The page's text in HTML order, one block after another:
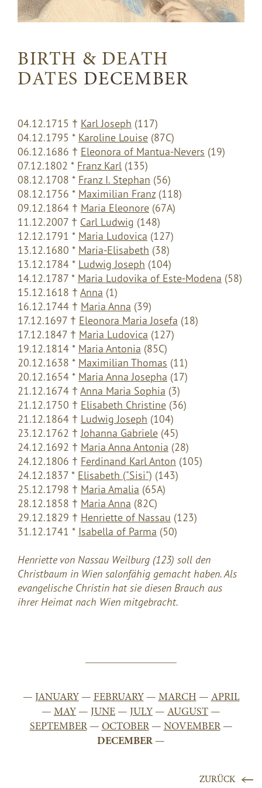
BIRTH & DEATH
DATES DECEMBER
04.12.1715 † Karl Joseph (117)
04.12.1795 * Karoline Louise (87C)
06.12.1686 † Eleonora of Mantua-Nevers (19)
07.12.1802 * Franz Karl (135)
08.12.1708 * Franz I. Stephan (56)
08.12.1756 * Maximilian Franz (118)
09.12.1864 † Maria Eleonore (67A)
11.12.2007 † Carl Ludwig (148)
12.12.1791 * Maria Ludovica (127)
13.12.1680 * Maria-Elisabeth (38)
13.12.1784 * Ludwig Joseph (104)
14.12.1787 * Maria Ludovika of Este-Modena (58)
15.12.1618 † Anna (1)
16.12.1744 † Maria Anna (39)
17.12.1697 † Eleonora Maria Josefa (18)
17.12.1847 † Maria Ludovica (127)
19.12.1814 * Maria Antonia (85C)
20.12.1638 * Maximilian Thomas (11)
20.12.1654 * Maria Anna Josepha (17)
21.12.1674 † Anna Maria Sophia (3)
21.12.1750 † Elisabeth Christine (36)
21.12.1864 † Ludwig Joseph (104)
23.12.1762 †Johanna Gabriele (45)
24.12.1692 † Maria Anna Antonia (28)
24.12.1806 † Ferdinand Karl Anton (105)
24.12.1837 * Elisabeth ("Sisi") (143)
25.12.1798 † Maria Amalia (65A)
28.12.1858 † Maria Anna (82C)
29.12.1829 † Henriette of Nassau (123)
31.12.1741 * Isabella of Parma (50)
Henriette von Nassau Weilburg (123) soll den
Christbaum in Wien salonfähig gemacht haben. Als
evangelische Christin hat sie diesen Brauch aus
ihrer Heimat nach Wien mitgebracht.
— JANUARY — FEBRUARY— MARCH — APRIL
— MAY — JUNE — JULY — AUGUST —
SEPTEMBER— OCTOBER— NOVEMBER—
DECEMBER —
ZURÜCK